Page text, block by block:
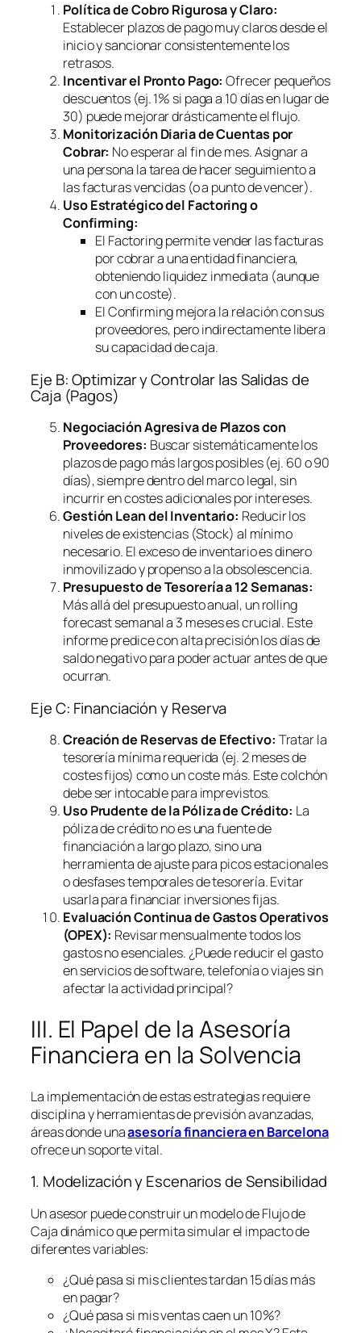
Política de Cobro Rigurosa y Claro:
Establecer plazos de pago muy claros desde el
inicio y sancionar consistentemente los
retrasos.
Incentivar el Pronto Pago: Ofrecer pequeños
descuentos (ej. 1% si paga a 10 días en lugar de
30) puede mejorar drásticamente el flujo.
Monitorización Diaria de Cuentas por
Cobrar: No esperar al fin de mes. Asignar a
una persona la tarea de hacer seguimiento a
las facturas vencidas (o a punto de vencer).
Uso Estratégico del Factoringo
Confirming:
El Factoringpermite vender las facturas
por cobrar a una entidad financiera,
obteniendo liquidez inmediata (aunque
con un coste).
ElConfirmingmejora la relación con sus
proveedores, pero indirectamente libera
su capacidad de caja.
Eje B: Optimizar y Controlar las Salidas de
Caja (Pagos)
Negociación Agresiva de Plazos con
Proveedores: Buscar sistemáticamente los
plazos de pago más largos posibles (ej. 60 o 90
días), siempre dentro del marco legal, sin
incurrir en costes adicionales por intereses.
Gestión Lean del Inventario: Reducir los
niveles de existencias (Stock) al mínimo
necesario. El exceso de inventario es dinero
inmovilizado y propenso a la obsolescencia.
Presupuesto de Tesorería a 12 Semanas:
Más allá del presupuesto anual, unrolling
forecastsemanal a 3 meses es crucial. Este
informe predice con alta precisión los días de
saldo negativo para poder actuar antes de que
ocurran.
Eje C: Financiación y Reserva
Creación de Reservas de Efectivo: Tratar la
tesorería mínima requerida (ej. 2 meses de
costes fijos) como un coste más. Este colchón
debe ser intocable para imprevistos.
Uso Prudente de la Póliza de Crédito: La
póliza de crédito no es una fuente de
financiación a largo plazo, sino una
herramienta de ajuste para picos estacionales
o desfases temporales de tesorería. Evitar
usarla para financiar inversiones fijas.
Evaluación Continua de Gastos Operativos
(OPEX): Revisar mensualmente todos los
gastos no esenciales. ¿Puede reducir el gasto
en servicios desoftware, telefonía o viajes sin
afectar la actividad principal?
III. El Papel de la Asesoría
Financiera en la Solvencia
La implementación de estas estrategias requiere
disciplina y herramientas de previsión avanzadas,
áreas donde unaasesoría financiera en Barcelona
ofrece un soporte vital.
1. Modelización y Escenarios de Sensibilidad
Un asesor puede construir un modelo de Flujo de
Caja dinámico que permita simular el impacto de
diferentes variables:
¿Qué pasa si mis clientes tardan 15 días más
en pagar?
¿Qué pasa si mis ventas caen un 10%?